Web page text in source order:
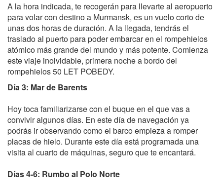
A la hora indicada, te recogerán para llevarte al aeropuerto
para volar con destino a Murmansk, es un vuelo corto de
unas dos horas de duración. A la llegada, tendrás el
traslado al puerto para poder embarcar en el rompehielos
atómico más grande del mundo y más potente. Comienza
este viaje inolvidable, primera noche a bordo del
rompehielos 50 LET POBEDY.
Día 3: Mar de Barents
Hoy toca familiarizarse con el buque en el que vas a
convivir algunos días. En este día de navegación ya
podrás ir observando como el barco empieza a romper
placas de hielo. Durante este día está programada una
visita al cuarto de máquinas, seguro que te encantará.
Días 4-6: Rumbo al Polo Norte